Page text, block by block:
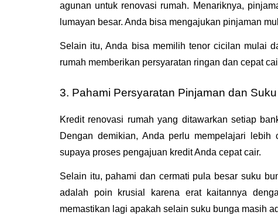
agunan untuk renovasi rumah. Menariknya,
lumayan besar. Anda bisa mengajukan pinjaman
Selain itu, Anda bisa memilih tenor cicilan mulai
rumah memberikan persyaratan ringan dan cepat
3. Pahami Persyaratan Pinjaman dan
Kredit renovasi rumah yang ditawarkan setiap
Dengan demikian, Anda perlu mempelajari
supaya proses pengajuan kredit Anda cepat cair.
Selain itu, pahami dan cermati pula besar suku
adalah poin krusial karena erat kaitannya
memastikan lagi apakah selain suku bunga masih